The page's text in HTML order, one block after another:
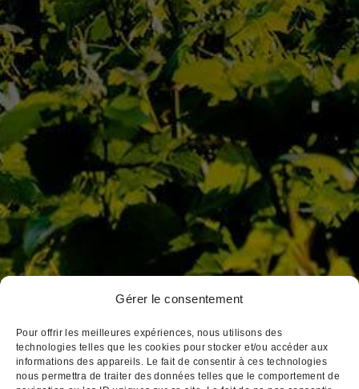
Gérer le consentement
Pour offrir les meilleures expériences, nous utilisons des
technologies telles que les cookies pour stocker et/ou accéder aux
informations des appareils. Le fait de consentir à ces technologies
nous permettra de traiter des données telles que le comportement de
Nos Domaines
D’Autrefois
Jaffelin
Pierre Ponnelle
Louis Violland
Louis Chavy
Dufouleur Père & Fils
3, place Notre Dame
Tél : 03 80 26 33 00
Fax : 03 80 24 14 84
Email : cva@cva-beaune.fr